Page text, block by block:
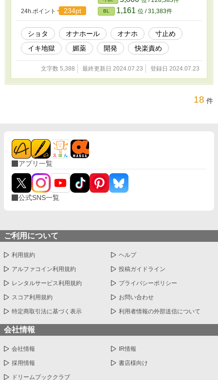
24h.ポイント 234pt BL 1,161 位 / 31,383件
ショタ オナホール オナホ
寸止め
イキ地獄
媚薬 開発 快楽責め
文字数 5,388 最終更新日 2024.07.23 登録日 2024.07.23
18 件
アプリ一覧
公式SNS一覧
ご利用について
利用規約 ヘルプ
アルファコイン利用規約 投稿ガイドライン
レンタルサービス利用規約 プライバシーポリシー
スコア利用規約 お問い合わせ
特定商取引法に基づく表示 利用者情報の外部送信について
会社情報
会社情報 IR情報
採用情報 書店様向け
ドリームブッククラブ